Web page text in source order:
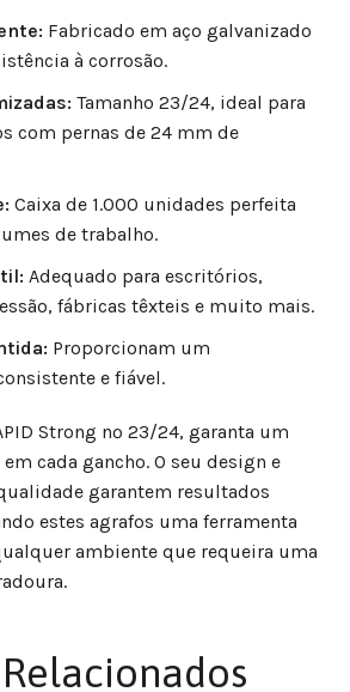
Fabricado em aço galvanizado
à corrosão.
Tamanho 23/24, ideal para
com pernas de 24 mm de
Caixa de 1.000 unidades perfeita
de trabalho.
Adequado para escritórios,
fábricas têxteis e muito mais.
Proporcionam um
e fiável.
Strong nº 23/24, garanta um
cada gancho. O seu design e
garantem resultados
estes agrafos uma ferramenta
ambiente que requeira uma